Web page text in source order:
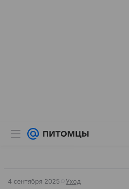
4 сентября 2025 Уход